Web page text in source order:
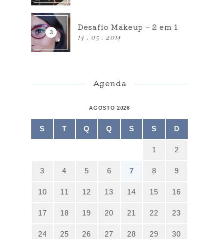
Desafio Makeup – 2 em 1
14 . 05 . 2014
Agenda
AGOSTO 2026
S T Q Q S S D
1 2
3 4 5 6 7 8 9
10 11 12 13 14 15 16
17 18 19 20 21 22 23
24 25 26 27 28 29 30